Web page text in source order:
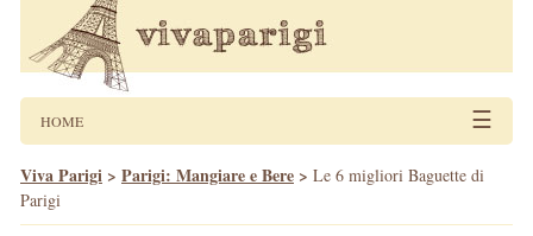
HOME ☰
Viva Parigi > Parigi: Mangiare e Bere > Le 6 migliori Baguette di
Parigi